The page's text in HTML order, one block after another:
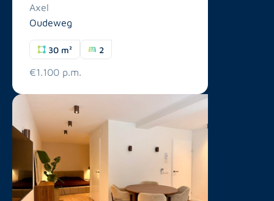
Axel
Oudeweg
30 m² 2
€1.100 p.m.